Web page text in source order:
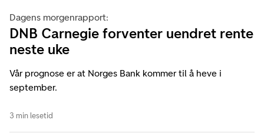
Dagens morgenrapport:
DNB Carnegie forventer uendret rente
neste uke
Vår prognose er at Norges Bank kommer til å heve i
september.
3 min lesetid